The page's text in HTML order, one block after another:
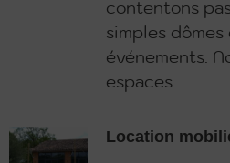
contentons
simples
événements.
espaces
Location